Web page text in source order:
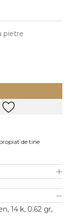
Vezi toate
pietre
de tine
14 k, 0.62 gr,